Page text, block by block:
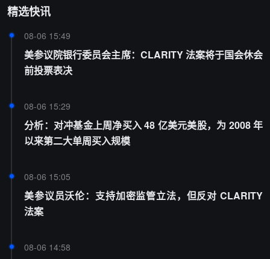
精选快讯
08-06 15:49
美参议院银行委员会主席：CLARITY 法案将于国会休会
前投票表决
08-06 15:29
分析：对冲基金上周净买入 48 亿美元美股，为 2008 年
以来第二大单周买入规模
08-06 15:05
美参议员沃伦：支持加密监管立法，但反对 CLARITY
法案
08-06 14:58